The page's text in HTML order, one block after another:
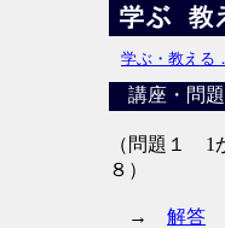
学ぶ・教える
講座・問
（問題１
８）
1
→ 解答